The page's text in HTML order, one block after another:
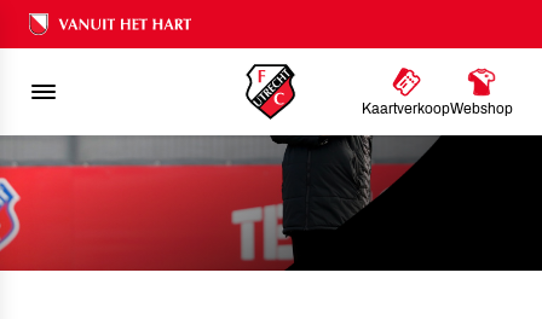
Ons nalatenschap
KaartverkoopWebshop